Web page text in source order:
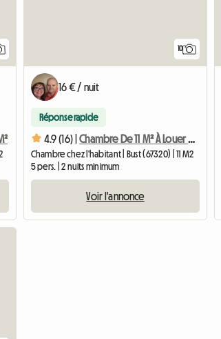
10
16 € / nuit
Réponse rapide
4.9 (16) | Chambre De 11 M² À Louer Chez L'habitant
Chambre chez l'habitant | Bust (67320) | 11 M2
5 pers. | 2 nuits minimum
Voir l'annonce